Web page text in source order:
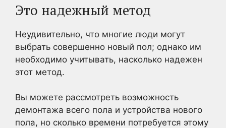
Это надежный метод
Неудивительно, что многие люди могут
выбрать совершенно новый пол; однако им
необходимо учитывать, насколько надежен
этот метод.
Вы можете рассмотреть возможность
демонтажа всего пола и устройства нового
пола, но сколько времени потребуется этому